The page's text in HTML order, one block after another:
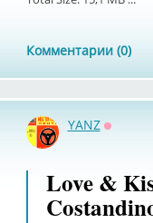
Комментарии (0)
YANZ
Love &